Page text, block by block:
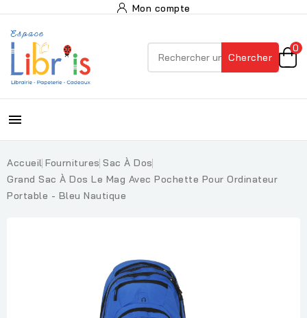
Mon compte
Chercher
0

Accueil Fournitures Sac À Dos
Grand Sac À Dos Le Mag Avec Pochette Pour Ordinateur
Portable - Bleu Nautique